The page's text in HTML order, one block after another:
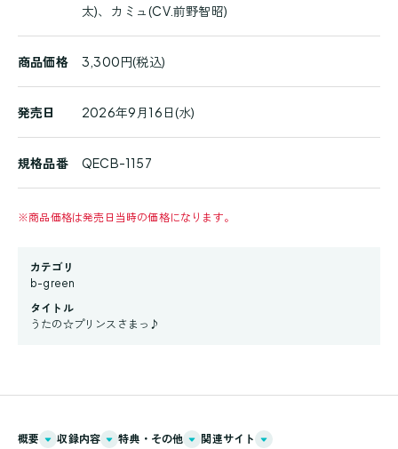
太)、カミュ(CV.前野智昭)
商品価格 3,300円(税込)
発売日 2026年9月16日(水)
規格品番 QECB-1157
※商品価格は発売日当時の価格になります。
カテゴリ
b-green
タイトル
うたの☆プリンスさまっ♪
概要 収録内容 特典・その他 関連サイト